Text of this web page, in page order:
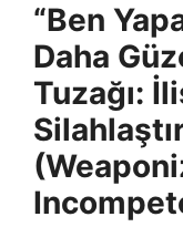
“Ben
Daha
Tuzağı: